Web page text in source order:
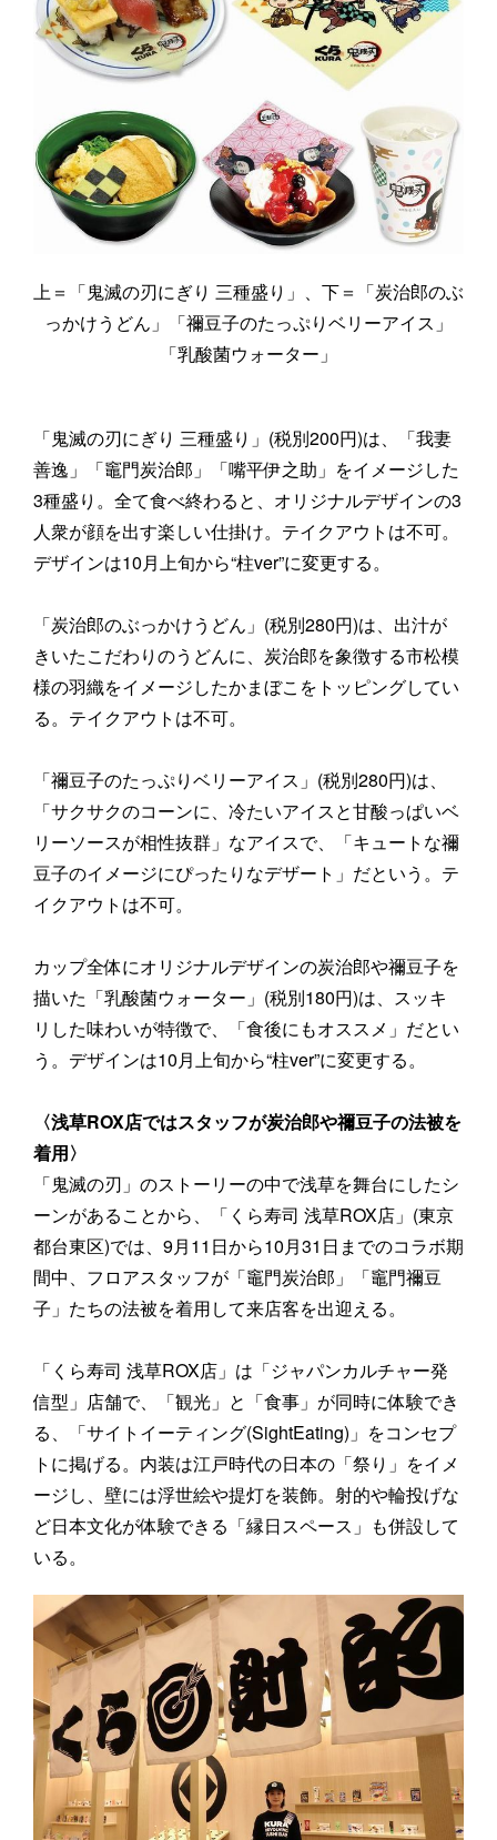
上＝「鬼滅の刃にぎり 三種盛り」、下＝「炭治郎のぶ
っかけうどん」「禰豆子のたっぷりベリーアイス」
「乳酸菌ウォーター」
「鬼滅の刃にぎり 三種盛り」(税別200円)は、「我妻
善逸」「竈門炭治郎」「嘴平伊之助」をイメージした
3種盛り。全て食べ終わると、オリジナルデザインの3
人衆が顔を出す楽しい仕掛け。テイクアウトは不可。
デザインは10月上旬から“柱ver”に変更する。
「炭治郎のぶっかけうどん」(税別280円)は、出汁が
きいたこだわりのうどんに、炭治郎を象徴する市松模
様の羽織をイメージしたかまぼこをトッピングしてい
る。テイクアウトは不可。
「禰豆子のたっぷりベリーアイス」(税別280円)は、
「サクサクのコーンに、冷たいアイスと甘酸っぱいベ
リーソースが相性抜群」なアイスで、「キュートな禰
豆子のイメージにぴったりなデザート」だという。テ
イクアウトは不可。
カップ全体にオリジナルデザインの炭治郎や禰豆子を
描いた「乳酸菌ウォーター」(税別180円)は、スッキ
リした味わいが特徴で、「食後にもオススメ」だとい
う。デザインは10月上旬から“柱ver”に変更する。
〈浅草ROX店ではスタッフが炭治郎や禰豆子の法被を
着用〉
「鬼滅の刃」のストーリーの中で浅草を舞台にしたシ
ーンがあることから、「くら寿司 浅草ROX店」(東京
都台東区)では、9月11日から10月31日までのコラボ期
間中、フロアスタッフが「竈門炭治郎」「竈門禰豆
子」たちの法被を着用して来店客を出迎える。
「くら寿司 浅草ROX店」は「ジャパンカルチャー発
信型」店舗で、「観光」と「食事」が同時に体験でき
る、「サイトイーティング(SightEating)」をコンセプ
トに掲げる。内装は江戸時代の日本の「祭り」をイメ
ージし、壁には浮世絵や提灯を装飾。射的や輪投げな
ど日本文化が体験できる「縁日スペース」も併設して
いる。